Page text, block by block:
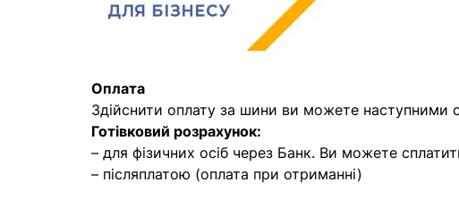
Оплата
Здійснити оплату за шини ви можете наступними
Готівковий розрахунок:
– для фізичних осіб через Банк. Ви можете
– післяплатою (оплата при отриманні)